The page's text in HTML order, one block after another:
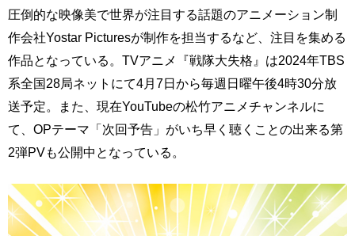
圧倒的な映像美で世界が注目する話題のアニメーション制
作会社Yostar Picturesが制作を担当するなど、注目を集める
作品となっている。TVアニメ『戦隊大失格』は2024年TBS
系全国28局ネットにて4月7日から毎週日曜午後4時30分放
送予定。また、現在YouTubeの松竹アニメチャンネルに
て、OPテーマ「次回予告」がいち早く聴くことの出来る第
2弾PVも公開中となっている。